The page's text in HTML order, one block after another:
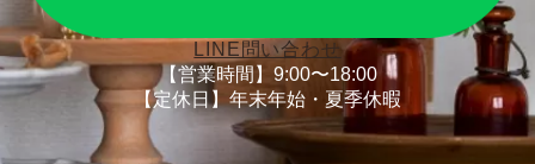
LINE問い合わせ
【営業時間】9:00〜18:00
【定休日】年末年始・夏季休暇